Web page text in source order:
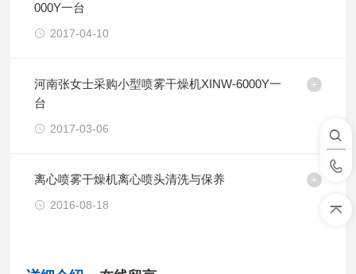
000Y一台
2017-04-10
河南张女士采购小型喷雾干燥机XINW-6000Y一
台
2017-03-06
离心喷雾干燥机离心喷头清洗与保养
2016-08-18